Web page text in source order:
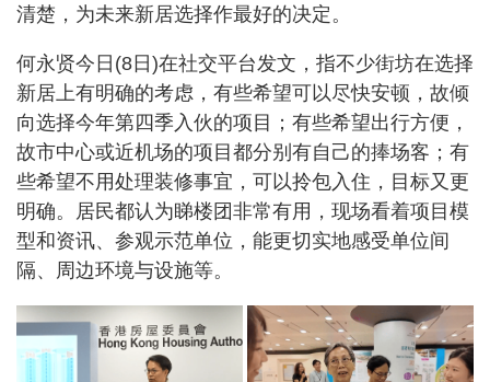
清楚，为未来新居选择作最好的决定。
何永贤今日(8日)在社交平台发文，指不少街坊在选择
新居上有明确的考虑，有些希望可以尽快安顿，故倾
向选择今年第四季入伙的项目；有些希望出行方便，
故市中心或近机场的项目都分别有自己的捧场客；有
些希望不用处理装修事宜，可以拎包入住，目标又更
明确。居民都认为睇楼团非常有用，现场看着项目模
型和资讯、参观示范单位，能更切实地感受单位间
隔、周边环境与设施等。